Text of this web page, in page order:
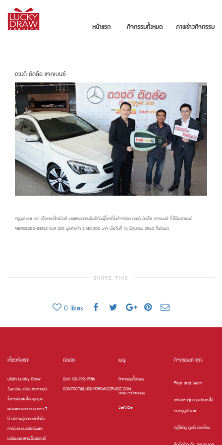
หน้าแรก กิจกรรมทั้งหมด ภาพข่าวกิจกรรม
ดวงดี ติดล้อ แจกเบนซ์
ทรูมูฟ เอช และ แอ็ดเวอร์ไทซ์ติงส์ ขอแสดงความยินดีกับผู้โชคดีในกิจกรรม ดวงดี ติดล้อ แจกเบนซ์ ที่ได้รับรถยนต์
MERCEDES-BENZ CLA 200 มูลค่ากว่า 2,140,000 บาท เมื่อวันที่ 14 มิถุนายน 2560 ที่ผ่านมา
SHARE THIS
0likes
เกี่ยวกับเรา:
บริษัท Lucky Draw
Service มีประสบการณ์
ในการยื่นขอใบอนุญาต
พนันแถมพกมานานกว่า 7
ปี มีความรู้ความเข้าใจใน
การเขียนแบบฟอร์มและ
เตรียมเอกสารเป็นอย่างดี
ติดต่อ:
Call: 02-192-1586
CONTACT@LUCKYDRAWSERVICE.COM
เมนู:
กิจกรรมทั้งหมด
ภาพข่าวกิจกรรม
Service
กิจกรรมล่าสุด:
Play and learn
เสริมฮวงจุ้ย ลุยฮ่องกงไป
กับทรูมูฟ เอช
ทรูโฟร์ยู ดูฟรี มีรถใหม่